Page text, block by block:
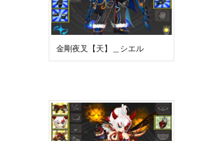
金剛夜叉【天】＿シエル